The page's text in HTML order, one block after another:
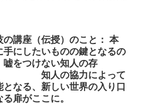
の講座（伝授）のこと： 本
手にしたいものの鍵となるの
嘘をつけない知人の存
知人の協力によって
となる、新しい世界の入り口
る扉がここに。